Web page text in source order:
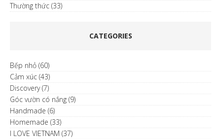
Thường thức (33)
CATEGORIES
Bếp nhỏ (60)
Cảm xúc (43)
Discovery(7)
Góc vườn có nắng (9)
Handmade (6)
Homemade (33)
I LOVE VIETNAM (37)